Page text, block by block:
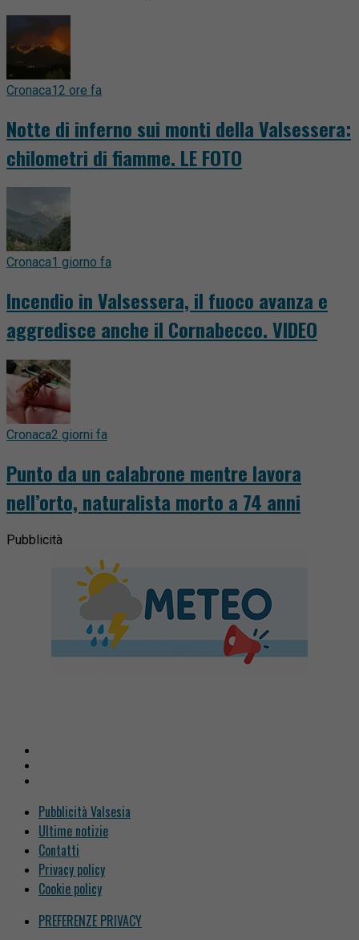
Cronaca12 ore fa
Notte di inferno sui monti della Valsessera:
chilometri di fiamme. LE FOTO
Cronaca1 giorno fa
Incendio in Valsessera, il fuoco avanza e
aggredisce anche il Cornabecco. VIDEO
Cronaca2 giorni fa
Punto da un calabrone mentre lavora
nell’orto, naturalista morto a 74 anni
Pubblicità
Pubblicità Valsesia
Ultime notizie
Contatti
Privacy policy
Cookie policy
PREFERENZE PRIVACY